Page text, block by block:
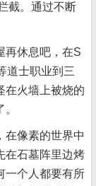
截。通过不断
休息吧，在S
道士职业到三
在火墙上被烧的
像素的世界中
在石墓阵里边烤
一个人都要有所